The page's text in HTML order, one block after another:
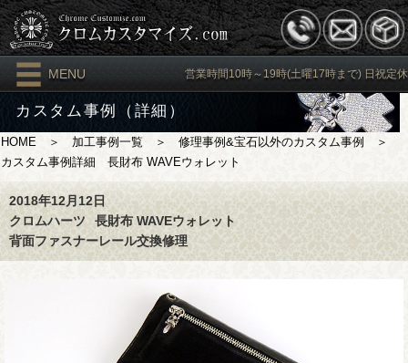
MENU 営業時間10時～19時(土曜17時まで) 日祝定休
カスタム事例（詳細）
HOME ＞ 加工事例一覧 ＞ 修理事例&宝石以外のカスタム事例
＞
カスタム事例詳細 長財布 WAVEウォレット
2018年12月12日
クロムハーツ
長財布 WAVEウォレット
背面ファスナーレール交換修理